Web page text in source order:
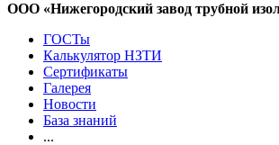
ООО «Нижегородский завод трубной
ГОСТы
Калькулятор НЗТИ
Сертификаты
Галерея
Новости
База знаний
...